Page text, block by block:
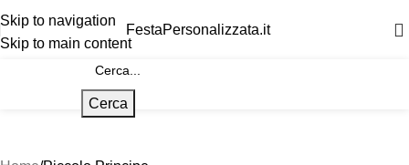
Skip to navigation
Skip to main content
FestaPersonalizzata.it
Cerca